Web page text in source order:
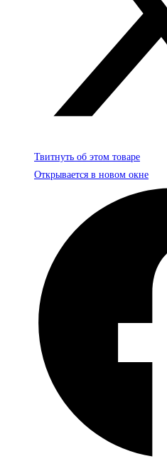
Твитнуть об этом товаре
Открывается в новом окне